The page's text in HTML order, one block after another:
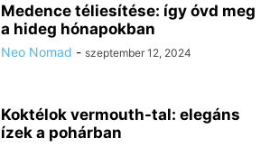
Medence téliesítése: így óvd meg
a hideg hónapokban
Neo Nomad - szeptember 12, 2024
Koktélok vermouth-tal: elegáns
ízek a pohárban